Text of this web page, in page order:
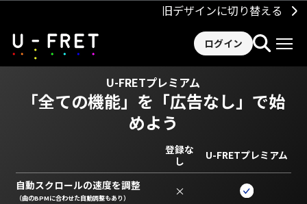
旧デザインに切り替える
ログイン
U-FRETプレミアム
「全ての機能」を 「広告なし」で始
めよう
登録な
し
U-FRETプレミアム
自動スクロールの速度を調整
（曲のBPMに合わせた自動調整もあり） ×